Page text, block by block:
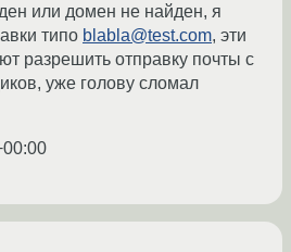
или домен не найден, я
типо blabla@test.com, эти
разрешить отправку почты с
уже голову сломал